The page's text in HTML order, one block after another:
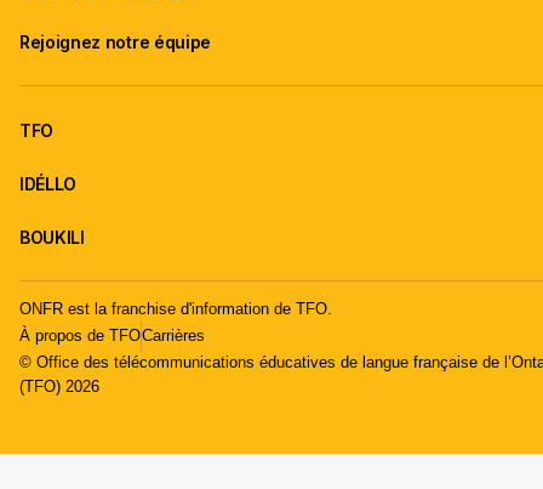
Rejoignez notre équipe
TFO
IDÉLLO
BOUKILI
ONFR est la franchise d'information de TFO.
À propos de TFOCarrières
© Office des télécommunications éducatives de langue française de
(TFO) 2026